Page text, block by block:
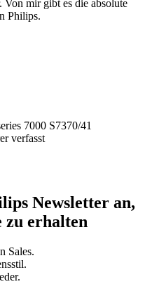
Von mir gibt es die absolute
Philips.
7000 S7370/41
verfasst
Newsletter an,
zu erhalten
Sales.